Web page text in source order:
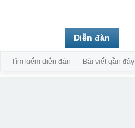
Diễn đàn
Tìm kiếm diễn đàn Bài viết gần đây